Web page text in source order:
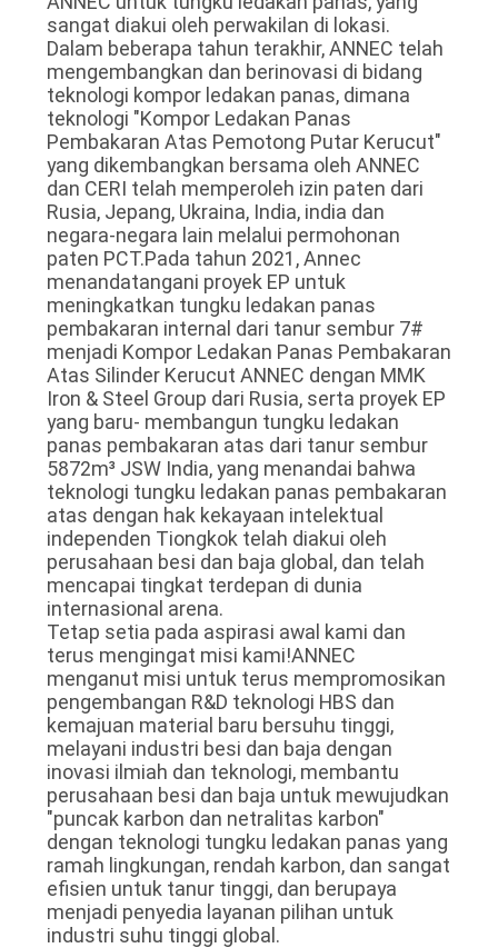
sangat diakui oleh perwakilan di lokasi.
Dalam beberapa tahun terakhir, ANNEC telah
mengembangkan dan berinovasi di bidang
teknologi kompor ledakan panas, dimana
teknologi "Kompor Ledakan Panas
Pembakaran Atas Pemotong Putar Kerucut"
yang dikembangkan bersama oleh ANNEC
dan CERI telah memperoleh izin paten dari
Rusia, Jepang, Ukraina, India, india dan
negara-negara lain melalui permohonan
paten PCT.Pada tahun 2021, Annec
menandatangani proyek EP untuk
meningkatkan tungku ledakan panas
pembakaran internal dari tanur sembur 7#
menjadi Kompor Ledakan Panas Pembakaran
Atas Silinder Kerucut ANNEC dengan MMK
Iron & Steel Group dari Rusia, serta proyek EP
yang baru- membangun tungku ledakan
panas pembakaran atas dari tanur sembur
5872m³ JSW India, yang menandai bahwa
teknologi tungku ledakan panas pembakaran
atas dengan hak kekayaan intelektual
independen Tiongkok telah diakui oleh
perusahaan besi dan baja global, dan telah
mencapai tingkat terdepan di dunia
internasional arena.
Tetap setia pada aspirasi awal kami dan
terus mengingat misi kami!ANNEC
menganut misi untuk terus mempromosikan
pengembangan R&D teknologi HBS dan
kemajuan material baru bersuhu tinggi,
melayani industri besi dan baja dengan
inovasi ilmiah dan teknologi, membantu
perusahaan besi dan baja untuk mewujudkan
"puncak karbon dan netralitas karbon"
dengan teknologi tungku ledakan panas yang
ramah lingkungan, rendah karbon, dan sangat
efisien untuk tanur tinggi, dan berupaya
menjadi penyedia layanan pilihan untuk
industri suhu tinggi global.